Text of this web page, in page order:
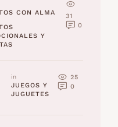
CON ALMA
Y
31
0
in
JUEGOS Y
JUGUETES
25
0